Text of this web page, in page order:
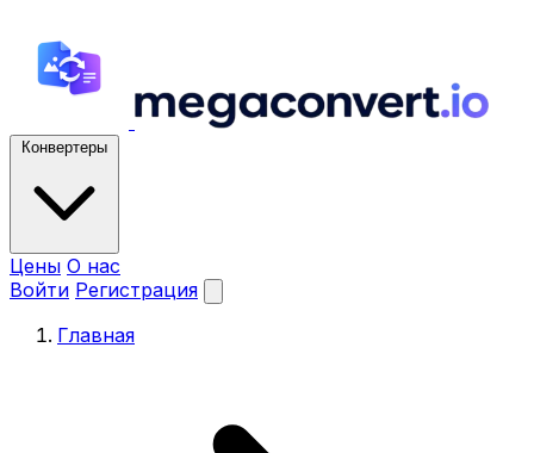
Конвертеры
Цены О нас
Войти Регистрация
Главная